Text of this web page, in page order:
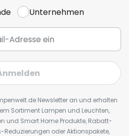
Unternehmen
Newsletter an und erhalten
Sortiment Lampen und Leuchten,
und Smart Home Produkte, Rabatt-
Reduzierungen oder Aktionspakete,